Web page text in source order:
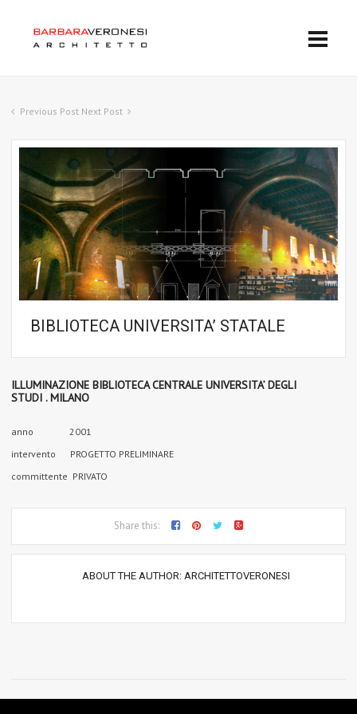
Previous Post Next Post
BIBLIOTECA UNIVERSITA’ STATALE
ILLUMINAZIONE BIBLIOTECA CENTRALE UNIVERSITA’ DEGLI
STUDI . MILANO
anno 2001
intervento PROGETTO PRELIMINARE
committente PRIVATO
Share this:
ABOUT THE AUTHOR: ARCHITETTOVERONESI